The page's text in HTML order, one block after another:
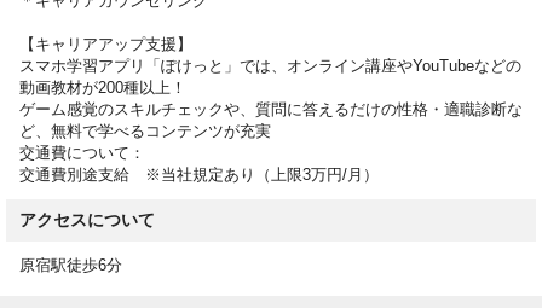
【キャリアアップ支援】
スマホ学習アプリ「ぽけっと」では、オンライン講座やYouTubeなどの
動画教材が200種以上！
ゲーム感覚のスキルチェックや、質問に答えるだけの性格・適職診断な
ど、無料で学べるコンテンツが充実
交通費について：
交通費別途支給 ※当社規定あり（上限3万円/月）
アクセスについて
原宿駅徒歩6分